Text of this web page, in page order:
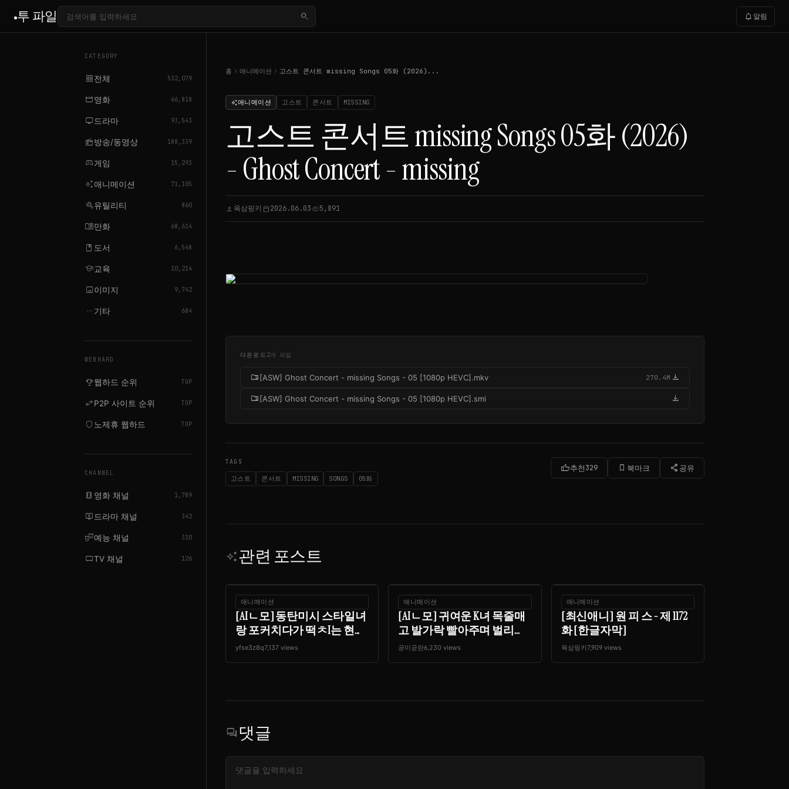
투 파일 search notifications 알림
CATEGORY
grid_view전체 532,079
movie영화 66,818
tv 드라마 93,543
radio방송/동영상 188,339
sports_esports게임 15,293
auto_awesome애니메이션 71,105
build유틸리티 860
menu_book만화 68,614
book 도서 6,548
school교육 10,214
image이미지 9,742
more_horiz 기타 684
WEBHARD
emoji_events웹하드 순위 TOP
swap_horizP2P 사이트 순위 TOP
shield 노제휴 웹하드 TOP
CHANNEL
local_movies 영화 채널 1,789
live_tv 드라마 채널 342
theater_comedy예능 채널 310
tv_genTV 채널 126
홈 chevron_right 애니메이션 chevron_right 고스트 콘서트 missing Songs 05화 (2026)...
auto_awesome애니메이션 고스트 콘서트 MISSING
고스트 콘서트 missing Songs 05화 (2026)
- Ghost Concert - missing
person 육삼핑키 calendar_today2026.06.03visibility5,891
다운로드 2개 파일
folder_zip[ASW] Ghost Concert - missing Songs - 05 [1080p HEVC].mkv 270.4M download
folder_zip[ASW] Ghost Concert - missing Songs - 05 [1080p HEVC].smi download
TAGS
고스트 콘서트 MISSING SONGS 05화
thumb_up추천329 bookmark_border 북마크 share 공유
auto_awesome관련 포스트
애니메이션
[AIㄴ모] 동탄미시 스타일녀
랑 포커치다가 떡ㅊI는 현...
yfse3z8q7,137 views
애니메이션
[AIㄴ모] 귀여운 K녀 목줄매
고 발가락 빨아주며 벌리...
공이공란6,230 views
애니메이션
[최신애니] 원 피 스 - 제 1172
화 [한글자막]
육삼핑키7,909 views
forum댓글